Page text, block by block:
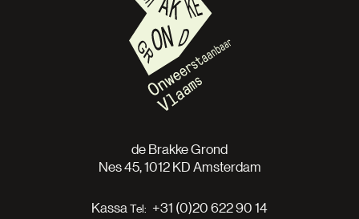
de Brakke Grond
Nes 45, 1012 KD Amsterdam
Kassa
+31 (0)20 622 90 14